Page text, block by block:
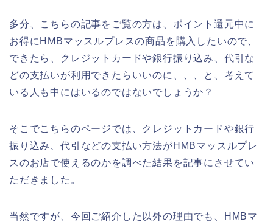
多分、こちらの記事をご覧の方は、ポイント還元中に
お得にHMBマッスルプレスの商品を購入したいので、
できたら、クレジットカードや銀行振り込み、代引な
どの支払いが利用できたらいいのに、、、と、考えて
いる人も中にはいるのではないでしょうか？
そこでこちらのページでは、クレジットカードや銀行
振り込み、代引などの支払い方法がHMBマッスルプレ
スのお店で使えるのかを調べた結果を記事にさせてい
ただきました。
当然ですが、今回ご紹介した以外の理由でも、HMBマ